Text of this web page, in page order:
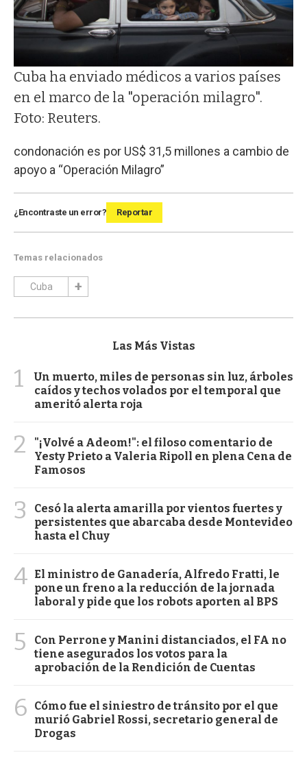
Cuba ha enviado médicos a varios países
en el marco de la "operación milagro".
Foto: Reuters.
condonación es por US$ 31,5 millones a cambio de
apoyo a “Operación Milagro”
¿Encontraste un error? Reportar
Temas relacionados
Cuba
Las Más Vistas
1
Un muerto, miles de personas sin luz, árboles
caídos y techos volados por el temporal que
ameritó alerta roja
2
"¡Volvé a Adeom!": el filoso comentario de
Yesty Prieto a Valeria Ripoll en plena Cena de
Famosos
3
Cesó la alerta amarilla por vientos fuertes y
persistentes que abarcaba desde Montevideo
hasta el Chuy
4 El ministro de Ganadería, Alfredo Fratti, le
pone un freno a la reducción de la jornada
laboral y pide que los robots aporten al BPS
5
Con Perrone y Manini distanciados, el FA no
tiene asegurados los votos para la
aprobación de la Rendición de Cuentas
6
Cómo fue el siniestro de tránsito por el que
murió Gabriel Rossi, secretario general de
Drogas